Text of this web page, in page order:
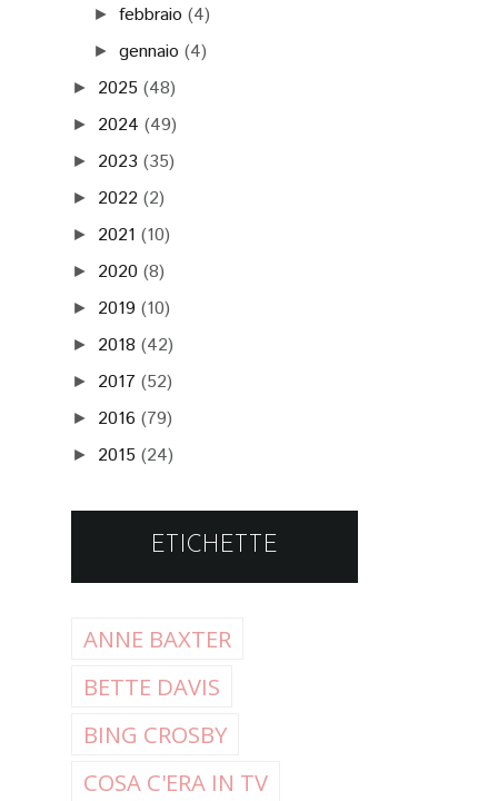
►febbraio (4)
►gennaio (4)
► 2025 (48)
► 2024 (49)
► 2023 (35)
► 2022 (2)
► 2021 (10)
► 2020 (8)
► 2019 (10)
► 2018 (42)
► 2017 (52)
► 2016 (79)
► 2015 (24)
ETICHETTE
ANNE BAXTER
BETTE DAVIS
BING CROSBY
COSA C'ERA IN TV